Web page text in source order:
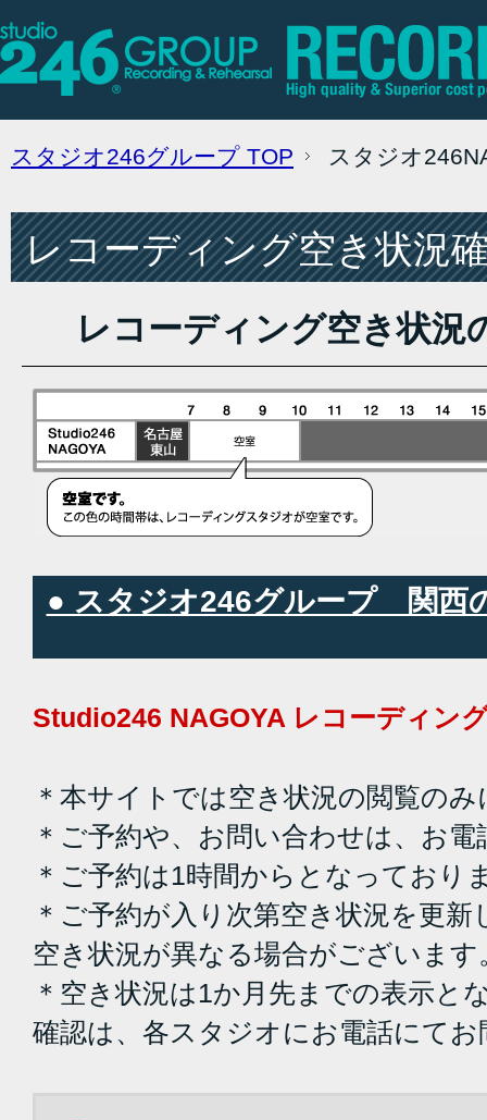
スタジオ246グループ TOP スタジオ
レコーディング空き状況
レコーディング空き状況
● スタジオ246グループ 関西
Studio246 NAGOYA レコーディン
＊本サイトでは空き状況の閲覧の
＊ご予約や、お問い合わせは、お
＊ご予約は1時間からとなっており
＊ご予約が入り次第空き状況を更
空き状況が異なる場合がございます
＊空き状況は1か月先までの表示と
確認は、各スタジオにお電話にて